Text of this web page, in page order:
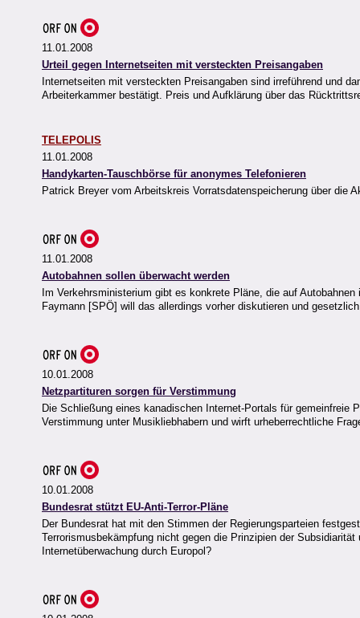
11.01.2008
Urteil gegen Internetseiten mit versteckten Preisangaben
Internetseiten mit versteckten Preisangaben sind irreführend und
Arbeiterkammer bestätigt. Preis und Aufklärung über das
TELEPOLIS
11.01.2008
Handykarten-Tauschbörse für anonymes Telefonieren
Patrick Breyer vom Arbeitskreis Vorratsdatenspeicherung über die
11.01.2008
Autobahnen sollen überwacht werden
Im Verkehrsministerium gibt es konkrete Pläne, die auf
Faymann [SPÖ] will das allerdings vorher diskutieren und
10.01.2008
Netzpartituren sorgen für Verstimmung
Die Schließung eines kanadischen Internet-Portals für gemeinfreie
Verstimmung unter Musikliebhabern und wirft urheberrechtliche
10.01.2008
Bundesrat stützt EU-Anti-Terror-Pläne
Der Bundesrat hat mit den Stimmen der Regierungsparteien
Terrorismusbekämpfung nicht gegen die Prinzipien der
Internetüberwachung durch Europol?